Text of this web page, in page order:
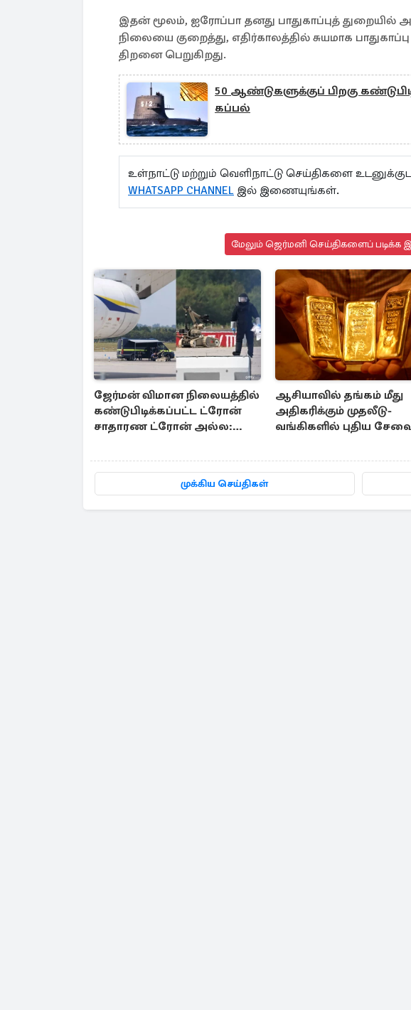
இதன் மூலம், ஐரோப்பா தனது பாதுகாப்புத் துறையில்
நிலையை குறைத்து, எதிர்காலத்தில் சுயமாக
திறனை பெறுகிறது.
50 ஆண்டுகளுக்குப் பிறகு
கப்பல்
உள்நாட்டு மற்றும் வெளிநாட்டு செய்திகளை
WHATSAPP CHANNEL இல் இணையுங்கள்.
மேலும் ஜெர்மனி செய்திகளைப் படிக்க
ஜேர்மன் விமான நிலையத்தில்
கண்டுபிடிக்கப்பட்ட ட்ரோன்
சாதாரண ட்ரோன் அல்ல:
ஆசியாவில் தங்கம் மீது
அதிகரிக்கும் முதலீடு-
வங்கிகளில் புதிய
முக்கிய செய்திகள்